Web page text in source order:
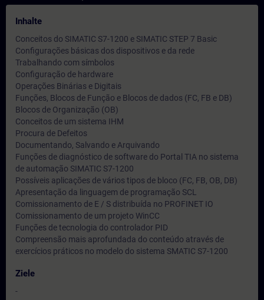
Inhalte
Conceitos do SIMATIC S7-1200 e SIMATIC STEP 7 Basic
Configurações básicas dos dispositivos e da rede
Trabalhando com símbolos
Configuração de hardware
Operações Binárias e Digitais
Funções, Blocos de Função e Blocos de dados (FC, FB e DB)
Blocos de Organização (OB)
Conceitos de um sistema IHM
Procura de Defeitos
Documentando, Salvando e Arquivando
Funções de diagnóstico de software do Portal TIA no sistema
de automação SIMATIC S7-1200
Possíveis aplicações de vários tipos de bloco (FC, FB, OB, DB)
Apresentação da linguagem de programação SCL
Comissionamento de E / S distribuída no PROFINET IO
Comissionamento de um projeto WinCC
Funções de tecnologia do controlador PID
Compreensão mais aprofundada do conteúdo através de
exercícios práticos no modelo do sistema SMATIC S7-1200
Ziele
-